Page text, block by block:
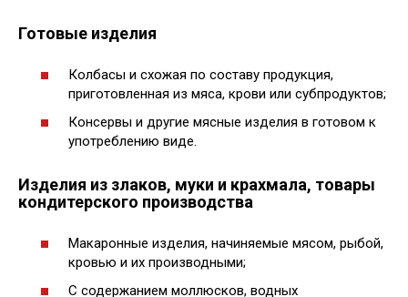
Готовые изделия
Колбасы и схожая по составу продукция,
приготовленная из мяса, крови или субпродуктов;
Консервы и другие мясные изделия в готовом к
употреблению виде.
Изделия из злаков, муки и крахмала, товары
кондитерского производства
Макаронные изделия, начиняемые мясом, рыбой,
кровью и их производными;
С содержанием моллюсков, водных